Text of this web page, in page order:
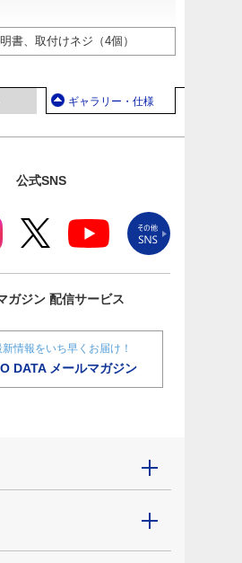
書、取付けネジ（4個）
ギャラリー・仕様
公式SNS
ガジン 配信サービス
新情報をいち早くお届け！
DATA メールマガジン